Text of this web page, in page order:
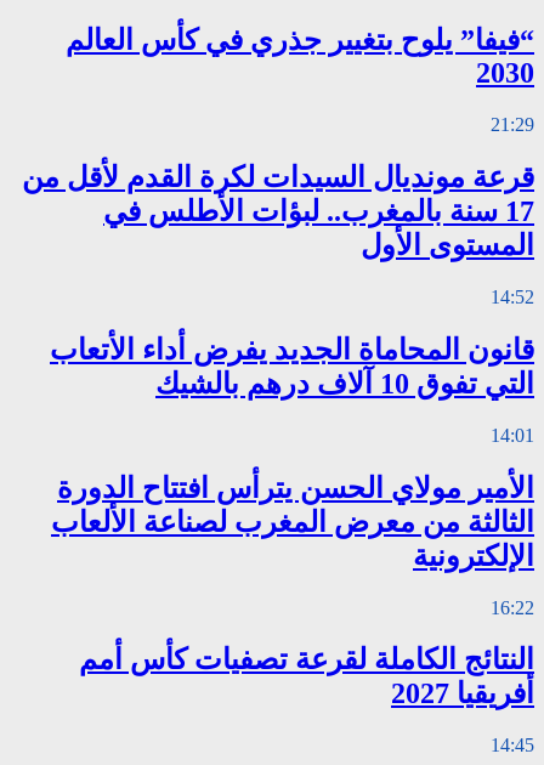
“فيفا” يلوح بتغيير جذري في كأس العالم
2030
21:29
قرعة مونديال السيدات لكرة القدم لأقل من
17 سنة بالمغرب.. لبؤات الأطلس في
المستوى الأول
14:52
قانون المحاماة الجديد يفرض أداء الأتعاب
التي تفوق 10 آلاف درهم بالشيك
14:01
الأمير مولاي الحسن يترأس افتتاح الدورة
الثالثة من معرض المغرب لصناعة الألعاب
الإلكترونية
16:22
النتائج الكاملة لقرعة تصفيات كأس أمم
أفريقيا 2027
14:45